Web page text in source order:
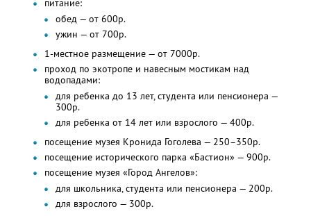
питание:
обед — от 600р.
ужин — от 700р.
1-местное размещение — от 7000р.
проход по экотропе и навесным мостикам над
водопадами:
для ребенка до 13 лет, студента или пенсионера —
300р.
для ребенка от 14 лет или взрослого — 400р.
посещение музея Кронида Гоголева — 250–350р.
посещение исторического парка «Бастион» — 900р.
посещение музея «Город Ангелов»:
для школьника, студента или пенсионера — 200р.
для взрослого — 300р.